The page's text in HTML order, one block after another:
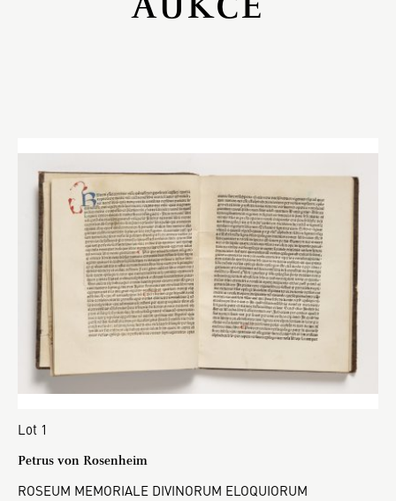
Lot 1
Petrus von Rosenheim
ROSEUM MEMORIALE DIVINORUM ELOQUIORUM